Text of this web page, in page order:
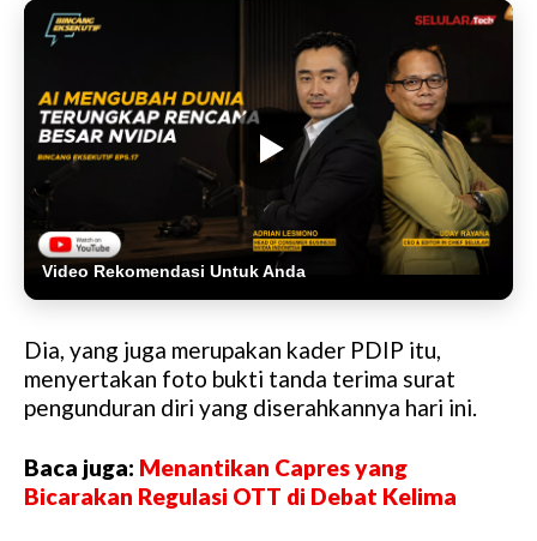
Video Rekomendasi Untuk Anda
Dia, yang juga merupakan kader PDIP itu,
menyertakan foto bukti tanda terima surat
pengunduran diri yang diserahkannya hari ini.
Baca juga: Menantikan Capres yang
Bicarakan Regulasi OTT di Debat Kelima